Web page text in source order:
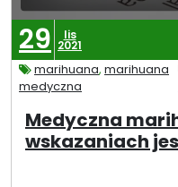
29 lis
2021
marihuana, marihuana
medyczna
Medyczna
wskazaniach